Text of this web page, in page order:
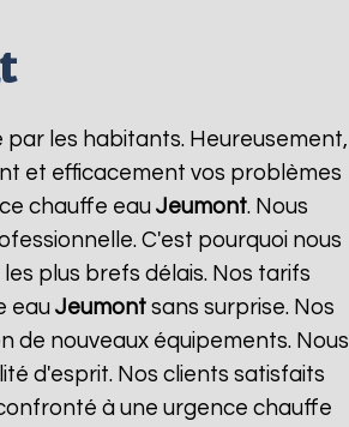
les habitants. Heureusement,
et efficacement vos problèmes
chauffe eau Jeumont. Nous
C'est pourquoi nous
plus brefs délais. Nos tarifs
eau Jeumontsans surprise. Nos
de nouveaux équipements. Nous
d'esprit. Nos clients satisfaits
à une urgence chauffe